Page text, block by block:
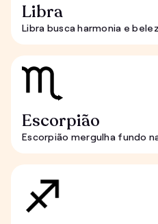
Libra
Libra busca harmonia e
Escorpião
Escorpião mergulha fundo